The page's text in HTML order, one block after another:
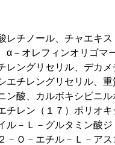
チノール、チャエキス
－オレフィンオリゴマ
ングリセリル、デカメ
チレングリセリル、重
酸、カルボキシビニル
チレン（１７）ポリオ
－Ｌ－グルタミン酸
Ｏ－エチル－Ｌ－アス